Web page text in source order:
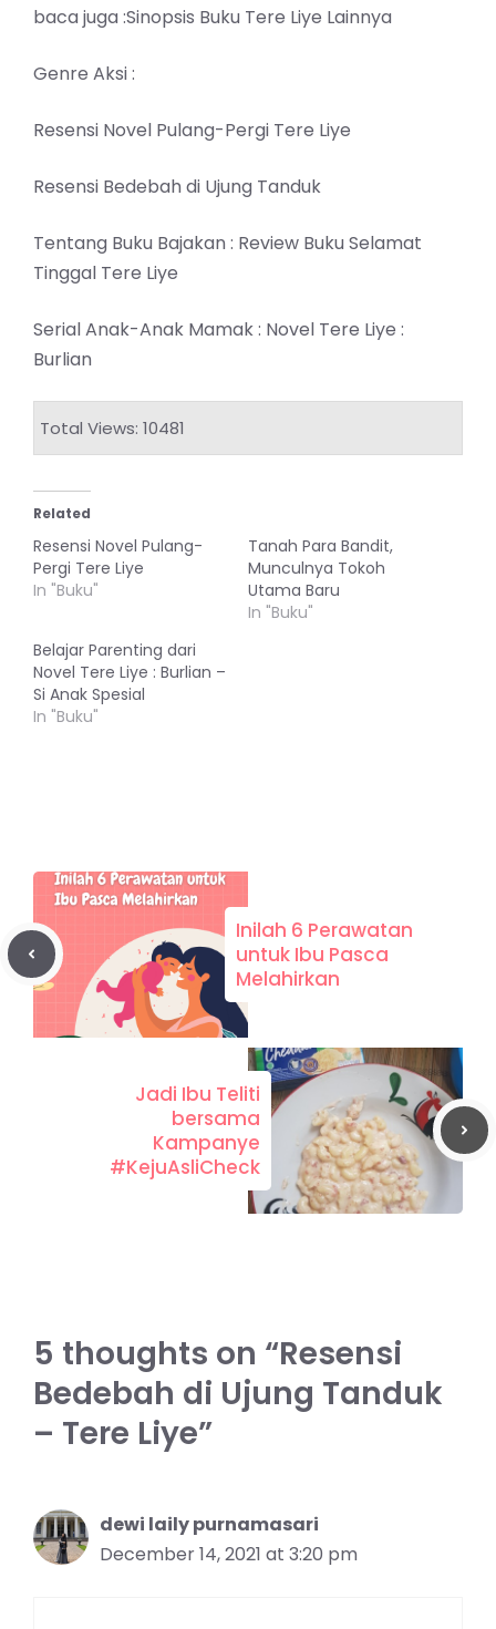
baca juga :Sinopsis Buku Tere Liye Lainnya
Genre Aksi :
Resensi Novel Pulang-Pergi Tere Liye
Resensi Bedebah di Ujung Tanduk
Tentang Buku Bajakan : Review Buku Selamat
Tinggal Tere Liye
Serial Anak-Anak Mamak : Novel Tere Liye :
Burlian
Total Views: 10481
Related
Resensi Novel Pulang-
Pergi Tere Liye
In "Buku"
Tanah Para Bandit,
Munculnya Tokoh
Utama Baru
In "Buku"
Belajar Parenting dari
Novel Tere Liye : Burlian –
Si Anak Spesial
In "Buku"
Inilah 6 Perawatan
untuk Ibu Pasca
Melahirkan
Jadi Ibu Teliti
bersama
Kampanye
#KejuAsliCheck
5 thoughts on “Resensi
Bedebah di Ujung Tanduk
– Tere Liye”
dewi laily purnamasari
December 14, 2021 at 3:20 pm